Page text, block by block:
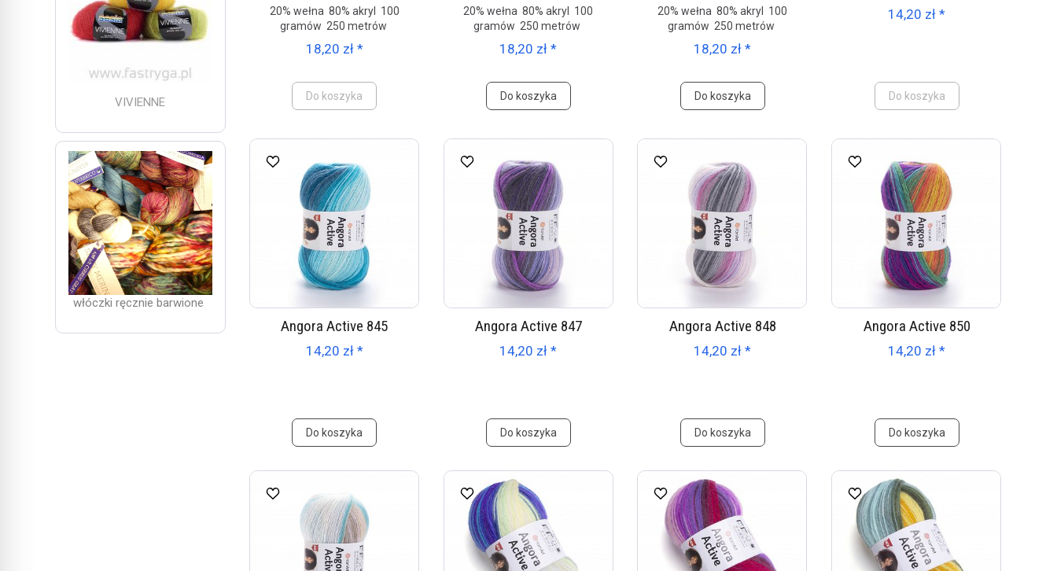
20% wełna 80% akryl 100
gramów 250 metrów
18,20 zł *
Do koszyka
20% wełna 80% akryl 100
gramów 250 metrów
18,20 zł *
Do koszyka
20% wełna 80% akryl 100
gramów 250 metrów
18,20 zł *
Do koszyka
14,20 zł *
Do koszyka
Angora Active 845
14,20 zł *
Do koszyka
Angora Active 847
14,20 zł *
Do koszyka
Angora Active 848
14,20 zł *
Do koszyka
Angora Active 850
14,20 zł *
Do koszyka
VIVIENNE
włóczki ręcznie barwione